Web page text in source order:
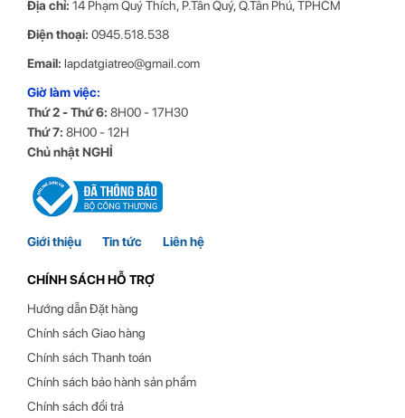
Dễ dàng điều chỉnh vị trí màn hình
Tay nâng màn hình 19 inch có nhiệm vụ chủ yếu là nâng giữ
vị trí thích hợp, vừa tầm mắt và thuận tiện cho thao tác làm
việc. Với kết cấu chắc chắn chủ yếu làm bằng kim loại, thiết
đó, sử dụng giá treo sẽ giúp người dùng tiết kiệm chi phí hơn
màn hình.
Địa chỉ: 14 Phạm Quý Thích, P.Tân Quý, Q.Tân Phú, TPHCM
Điện thoại: 0945.518.538
Email: lapdatgiatreo@gmail.com
Giờ làm việc:
Thứ 2 - Thứ 6: 8H00 - 17H30
Thứ 7: 8H00 - 12H
Chủ nhật NGHỈ
Giới thiệu Tin tức Liên hệ
CHÍNH SÁCH HỖ TRỢ
Hướng dẫn Đặt hàng
Chính sách Giao hàng
Chính sách Thanh toán
Chính sách bảo hành sản phẩm
Chính sách đổi trả